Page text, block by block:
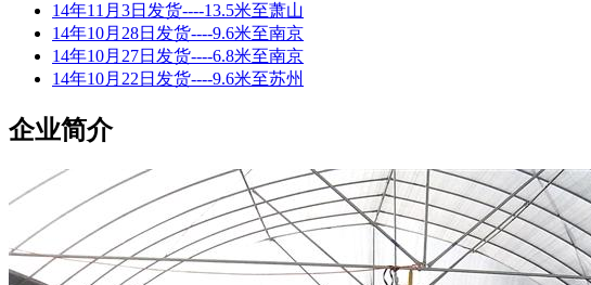
14年11月3日发货----13.5米至萧山
14年10月28日发货----9.6米至南京
14年10月27日发货----6.8米至南京
14年10月22日发货----9.6米至苏州
企业简介